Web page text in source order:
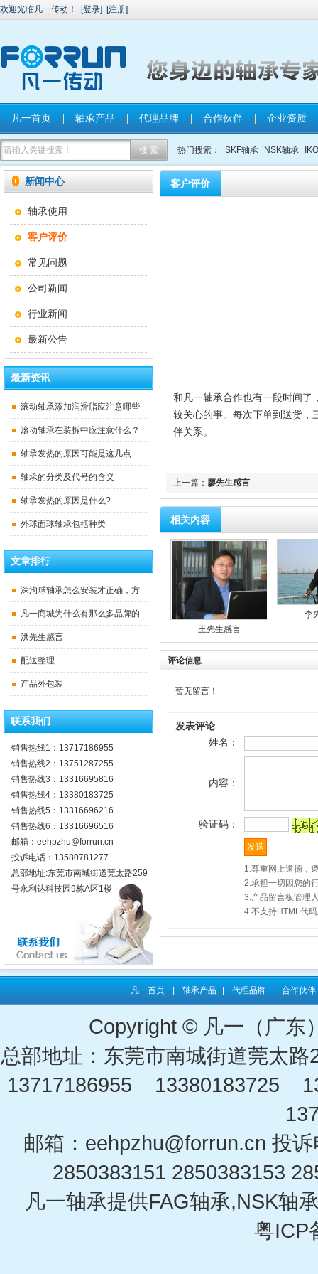
欢迎光临凡一传动！ [登录] [注册]
凡一首页 轴承产品 代理品牌 合作伙伴 企业资质
热门搜索： SKF轴承 NSK轴承
新闻中心
轴承使用
客户评价
常见问题
公司新闻
行业新闻
最新公告
最新资讯
滚动轴承添加润滑脂应注意哪些
问题
滚动轴承在装拆中应注意什么？
轴承发热的原因可能是这几点
轴承的分类及代号的含义
轴承发热的原因是什么?
外球面球轴承包括种类
文章排行
深沟球轴承怎么安装才正确，方
法是什么？
凡一商城为什么有那么多品牌的
代理资质？
洪先生感言
配送整理
产品外包装
联系我们
销售热线1：13717186955
销售热线2：13751287255
销售热线3：13316695816
销售热线4：13380183725
销售热线5：13316696216
销售热线6：13316696516
邮箱：eehpzhu@for​run.cn
投诉电话：13580781277
总部地址:东莞市南城街道莞太路259
号永利达科技园9栋A区1楼
客户评价
和凡一轴承合作也有一段时间了
较关心的事。每次下单到送货，
伴关系。
上一篇： 廖先生感言
相关内容
王先生感言
李
评论信息
暂无留言！
发表评论
姓名：
内容：
验证码：
1.尊重网上道德，
2.承担一切因您的
3.产品留言板管理
4.不支持HTML代
凡一首页 轴承产品 代理品牌 合作伙伴
Copyright © 凡一（广东
总部地址：东莞市南城街道莞太
13717186955 13380183725
邮箱：eehpzhu@for​run.cn 投
2850383151 2850383153
凡一轴承提供FAG轴承,NSK轴
粤ICP